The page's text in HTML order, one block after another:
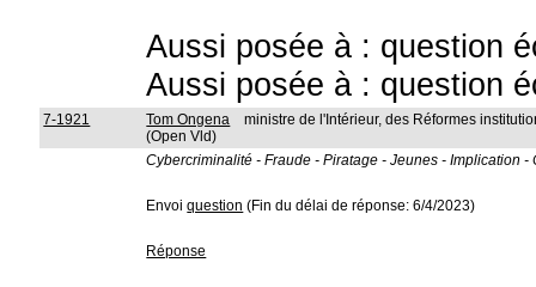
Aussi posée à : question
Aussi posée à : question
7-1921
Tom Ongena
(Open Vld)
ministre de l'Intérieur, des Réformes
Cybercriminalité - Fraude - Piratage - Jeunes - Implication
Envoiquestion (Fin du délai de réponse: 6/4/2023)
Réponse